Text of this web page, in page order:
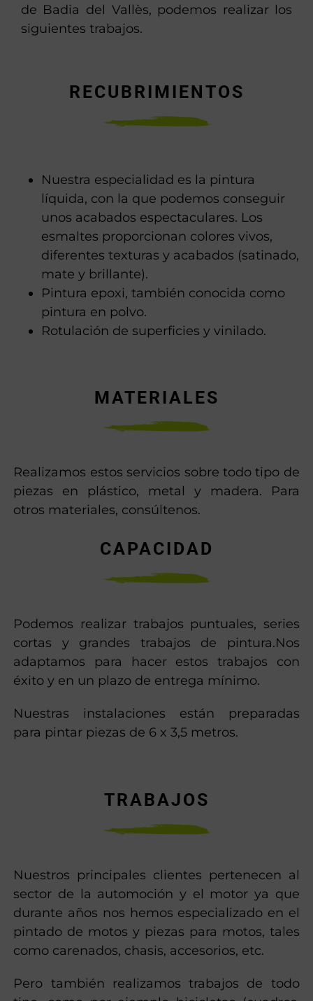
de Badia del Vallès, podemos realizar los
siguientes trabajos.
RECUBRIMIENTOS
Nuestra especialidad es la pintura
líquida, con la que podemos conseguir
unos acabados espectaculares. Los
esmaltes proporcionan colores vivos,
diferentes texturas y acabados (satinado,
mate y brillante).
Pintura epoxi, también conocida como
pintura en polvo.
Rotulación de superficies y vinilado.
MATERIALES
Realizamos estos servicios sobre todo tipo de
piezas en plástico, metal y madera. Para
otros materiales, consúltenos.
CAPACIDAD
Podemos realizar trabajos puntuales, series
cortas y grandes trabajos de pintura.Nos
adaptamos para hacer estos trabajos con
éxito y en un plazo de entrega mínimo.
Nuestras instalaciones están preparadas
para pintar piezas de 6 x 3,5 metros.
TRABAJOS
Nuestros principales clientes pertenecen al
sector de la automoción y el motor ya que
durante años nos hemos especializado en el
pintado de motos y piezas para motos, tales
como carenados, chasis, accesorios, etc.
Pero también realizamos trabajos de todo